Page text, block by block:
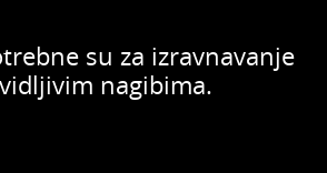
su za izravnavanje
nagibima.